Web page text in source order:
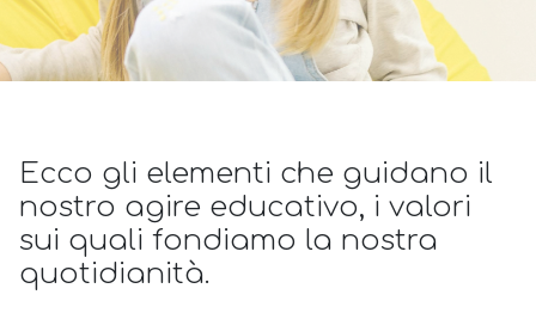
Ecco gli elementi che guidano il
nostro agire educativo, i valori
sui quali fondiamo la nostra
quotidianità.